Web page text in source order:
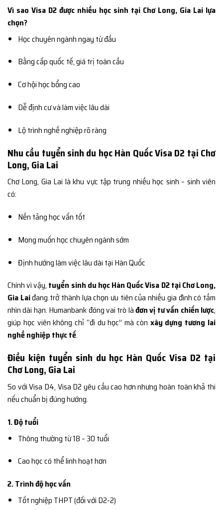
Vì sao Visa D2 được nhiều học sinh tại Chơ Long, Gia Lai lựa
chọn?
Học chuyên ngành ngay từ đầu
Bằng cấp quốc tế, giá trị toàn cầu
Cơ hội học bổng cao
Dễ định cư và làm việc lâu dài
Lộ trình nghề nghiệp rõ ràng
Nhu cầu tuyển sinh du học Hàn Quốc Visa D2 tại Chơ
Long, Gia Lai
Chơ Long, Gia Lai là khu vực tập trung nhiều học sinh – sinh viên
có:
Nền tảng học vấn tốt
Mong muốn học chuyên ngành sớm
Định hướng làm việc lâu dài tại Hàn Quốc
Chính vì vậy, tuyển sinh du học Hàn Quốc Visa D2 tại Chơ Long,
Gia Laiđang trở thành lựa chọn ưu tiên của nhiều gia đình có tầm
nhìn dài hạn. Humanbank đóng vai trò làđơn vị tư vấn chiến lược,
giúp học viên không chỉ “đi du học” mà còn xây dựng tương lai
nghề nghiệp thực tế.
Điều kiện tuyển sinh du học Hàn Quốc Visa D2 tại
Chơ Long, Gia Lai
So với Visa D4, Visa D2 yêu cầu cao hơn nhưng hoàn toàn khả thi
nếu chuẩn bị đúng hướng.
1. Độ tuổi
Thông thường từ 18 – 30 tuổi
Cao học có thể linh hoạt hơn
2. Trình độ học vấn
Tốt nghiệp THPT (đối với D2-2)